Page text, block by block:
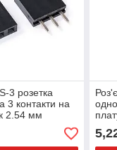
3 розетка
3 контакти на
2.54 мм